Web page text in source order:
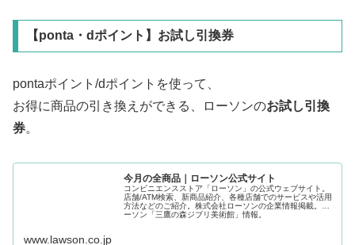
【ponta・dポイント】お試し引換券
pontaポイント/dポイントを使って、
お得に商品の引き換えができる、ローソンのお試し引換
券。
今月の全商品｜ローソン公式サイト
コンビニエンスストア「ローソン」の公式ウェブサイト。
店舗/ATM検索、新商品紹介、各種店舗でのサービスや活用
方法などのご紹介。株式会社ローソンの企業情報掲載。ロ
ーソン「三鷹の森ジブリ美術館」情報。
www.lawson.co.jp